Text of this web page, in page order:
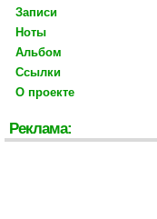
Записи
Ноты
Альбом
Ссылки
О проекте
Реклама: